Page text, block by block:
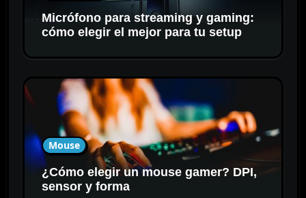
Micrófono para streaming y gaming:
cómo elegir el mejor para tu setup
Mouse
¿Cómo elegir un mouse gamer? DPI,
sensor y forma